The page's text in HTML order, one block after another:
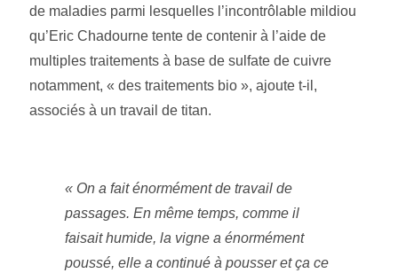
de maladies parmi lesquelles l’incontrôlable mildiou
qu’Eric Chadourne tente de contenir à l’aide de
multiples traitements à base de sulfate de cuivre
notamment, « des traitements bio », ajoute t-il,
associés à un travail de titan.
« On a fait énormément de travail de
passages. En même temps, comme il
faisait humide, la vigne a énormément
poussé, elle a continué à pousser et ça ce